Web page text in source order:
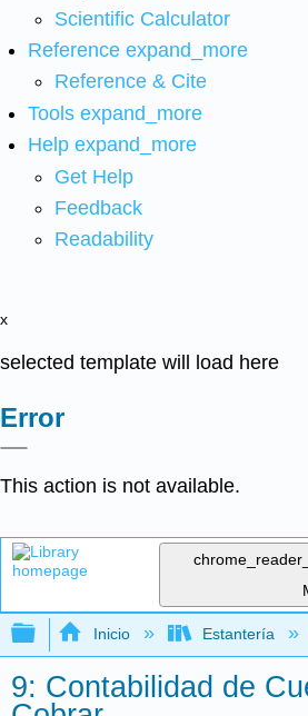
Scientific Calculator
Reference expand_more
Reference & Cite
Tools expand_more
Help expand_more
Get Help
Feedback
Readability
x
selected template will load here
Error
This action is not available.
Expandir/contraer
Inicio Estantería
9: Contabilidad de